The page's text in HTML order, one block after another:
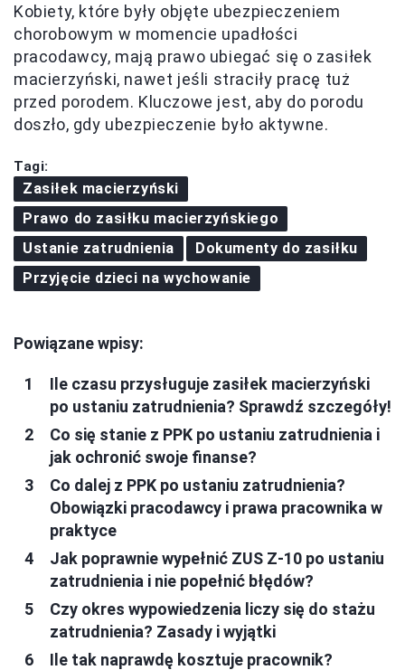
Kobiety, które były objęte ubezpieczeniem
chorobowym w momencie upadłości
pracodawcy, mają prawo ubiegać się o zasiłek
macierzyński, nawet jeśli straciły pracę tuż
przed porodem. Kluczowe jest, aby do porodu
doszło, gdy ubezpieczenie było aktywne.
Tagi:
Zasiłek macierzyński
Prawo do zasiłku macierzyńskiego
Ustanie zatrudnienia
Dokumenty do zasiłku
Przyjęcie dzieci na wychowanie
Powiązane wpisy:
Ile czasu przysługuje zasiłek macierzyński
po ustaniu zatrudnienia? Sprawdź szczegóły!
Co się stanie z PPK po ustaniu zatrudnienia i
jak ochronić swoje finanse?
Co dalej z PPK po ustaniu zatrudnienia?
Obowiązki pracodawcy i prawa pracownika w
praktyce
Jak poprawnie wypełnić ZUS Z-10 po ustaniu
zatrudnienia i nie popełnić błędów?
Czy okres wypowiedzenia liczy się do stażu
zatrudnienia? Zasady i wyjątki
Ile tak naprawdę kosztuje pracownik?